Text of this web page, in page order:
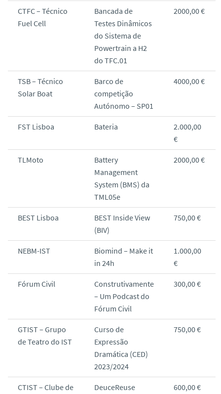
CTFC – Técnico
Fuel Cell
Bancada de
Testes Dinâmicos
do Sistema de
Powertrain a H2
do TFC.01
2000,00 €
TSB – Técnico
Solar Boat
Barco de
competição
Autónomo – SP01
4000,00 €
FST Lisboa Bateria
2.000,00
€
TLMoto
Battery
Management
System (BMS) da
TML05e
2000,00 €
BEST Lisboa
BEST Inside View
(BIV)
750,00 €
NEBM-IST
Biomind – Make it
in 24h
1.000,00
€
Fórum Civil
Construtivamente
– Um Podcast do
Fórum Civil
300,00 €
GTIST – Grupo
de Teatro do IST
Curso de
Expressão
Dramática (CED)
2023/2024
750,00 €
CTIST – Clube de
DeuceReuse
600,00 €